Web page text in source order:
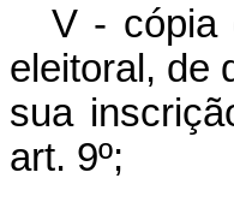
V - cópia
eleitoral, de
sua
art. 9º;